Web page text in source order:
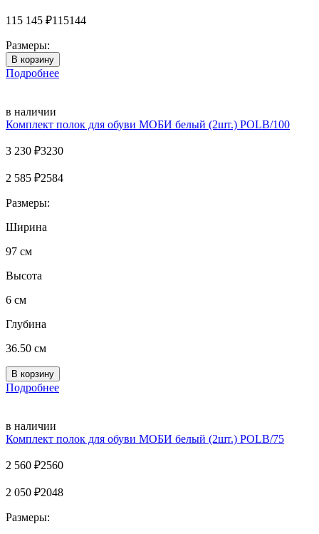
115 145 ₽115144
Размеры:
Подробнее
в наличии
Комплект полок для обуви MOБИ белый (2шт.) POLB/100
3 230 ₽3230
2 585 ₽2584
Размеры:
Ширина
97 см
Высота
6 см
Глубина
36.50 см
Подробнее
в наличии
Комплект полок для обуви MOБИ белый (2шт.) POLB/75
2 560 ₽2560
2 050 ₽2048
Размеры: